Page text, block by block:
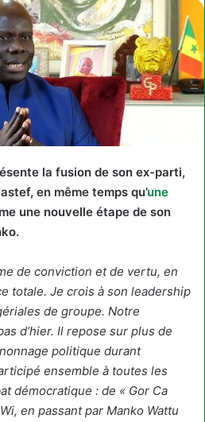
la fusion de son ex-parti,
en même temps qu’une
une nouvelle étape de son
de conviction et de vertu, en
totale. Je crois à son leadership
de groupe. Notre
d’hier. Il repose sur plus de
politique durant
ensemble à toutes les
démocratique : de « Gor Ca
en passant par Manko Wattu